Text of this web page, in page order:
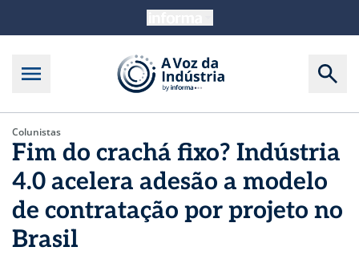
Colunistas
Fim do crachá fixo? Indústria
4.0 acelera adesão a modelo
de contratação por projeto no
Brasil